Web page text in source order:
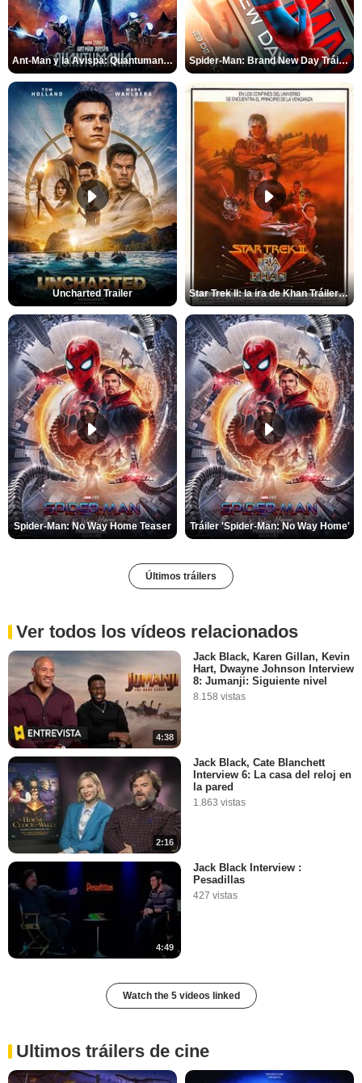
Ant-Man y la Avispa: Quantumanía Tráiler (2) Spider-Man: Brand New Day Tráiler (3)
Uncharted Trailer Star Trek II: la ira de Khan Tráiler VO
Spider-Man: No Way Home Teaser Tráiler 'Spider-Man: No Way Home'
Últimos tráilers
Ver todos los vídeos relacionados
4:38
Jack Black, Karen Gillan, Kevin
Hart, Dwayne Johnson Interview
8: Jumanji: Siguiente nivel
8.158 vistas
2:16
Jack Black, Cate Blanchett
Interview 6: La casa del reloj en
la pared
1.863 vistas
4:49
Jack Black Interview :
Pesadillas
427 vistas
Watch the 5 videos linked
Ultimos tráilers de cine